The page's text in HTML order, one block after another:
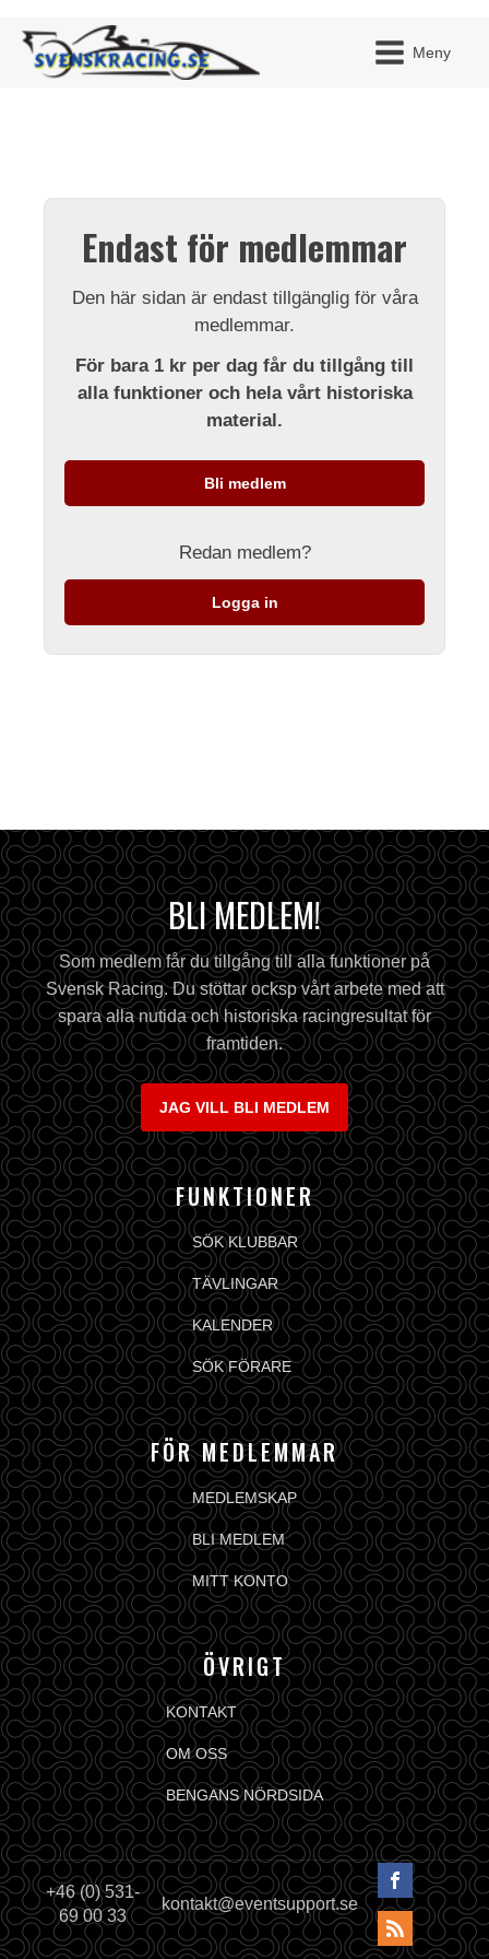
Meny
Endast för medlemmar
Den här sidan är endast tillgänglig för våra
medlemmar.
För bara 1 kr per dag får du tillgång till
alla funktioner och hela vårt historiska
material.
Bli medlem
Redan medlem?
Logga in
BLI MEDLEM!
Som medlem får du tillgång till alla funktioner på
Svensk Racing. Du stöttar ocksp vårt arbete med att
spara alla nutida och historiska racingresultat för
framtiden.
JAG VILL BLI MEDLEM
FUNKTIONER
SÖK KLUBBAR
TÄVLINGAR
KALENDER
SÖK FÖRARE
FÖR MEDLEMMAR
MEDLEMSKAP
BLI MEDLEM
MITT KONTO
ÖVRIGT
KONTAKT
OM OSS
BENGANS NÖRDSIDA
+46 (0) 531-
69 00 33
kontakt@eventsupport.se